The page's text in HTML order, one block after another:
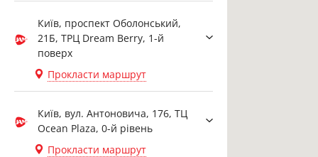
Київ, проспект Оболонський,
21Б, ТРЦ Dream Berry, 1-й
поверх
Прокласти маршрут
Київ, вул. Антоновича, 176, ТЦ
Ocean Plaza, 0-й рівень
Прокласти маршрут